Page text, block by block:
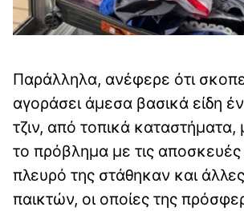
Παράλληλα, ανέφερε ότι
αγοράσει άμεσα βασικά είδη
τζιν, από τοπικά καταστήματα,
το πρόβλημα με τις αποσκευές
πλευρό της στάθηκαν και
παικτών, οι οποίες της